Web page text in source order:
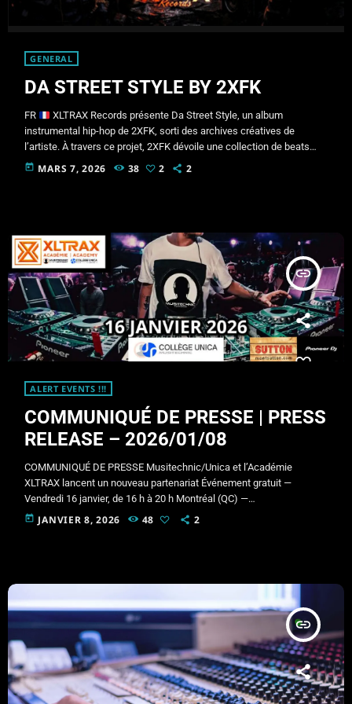
GENERAL
DA STREET STYLE BY 2XFK
FR
XLTRAX Records présente Da Street Style, un album
instrumental hip-hop de 2XFK, sorti des archives créatives de
l’artiste. À travers ce projet, 2XFK dévoile une collection de beats
hip-hop bruts, ambiances urbaines et textures trap, inspirées par
today MARS 7, 2026 38 2 2
insert_link
ALERT EVENTS !!!
COMMUNIQUÉ DE PRESSE | PRESS
RELEASE – 2026/01/08
COMMUNIQUÉ DE PRESSE Musitechnic/Unica et l’Académie
XLTRAX lancent un nouveau partenariat Événement gratuit —
Vendredi 16 janvier, de 16 h à 20 h Montréal (QC) —
Musitechnic/Unica et l’Académie XLTRAX annoncent le lancement
officiel de leur nouveau partenariat et invitent le public à un
today JANVIER 8, 2026 48 2
insert_link